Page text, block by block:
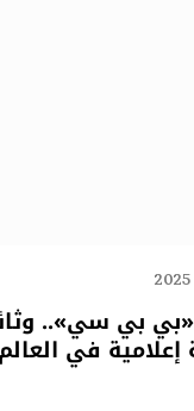
بي سي»..
في العالم